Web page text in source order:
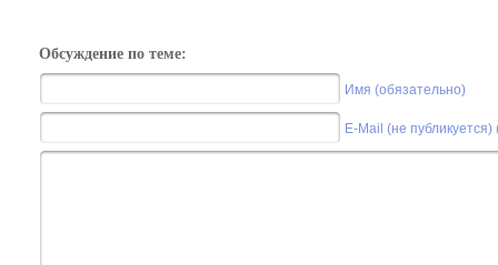
Обсуждение по теме:
Имя (обязательно)
E-Mail (не